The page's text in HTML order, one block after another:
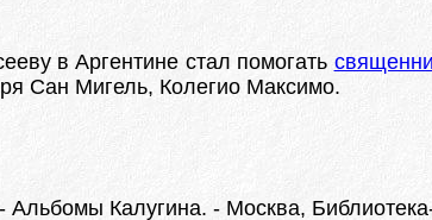
в Аргентине стал помогать
Сан Мигель, Колегио Максимо.
Калугина. - Москва,